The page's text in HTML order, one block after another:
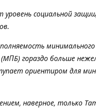
уровень социальной
гораздо больше
ориентиром для
наверное, только